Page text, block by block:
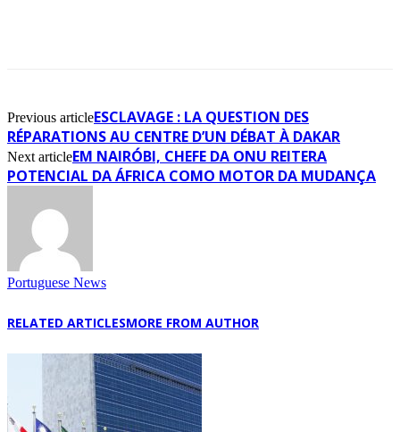
Previous articleESCLAVAGE : LA QUESTION DES
RÉPARATIONS AU CENTRE D’UN DÉBAT À DAKAR
Next articleEM NAIRÓBI, CHEFE DA ONU REITERA
POTENCIAL DA ÁFRICA COMO MOTOR DA MUDANÇA
Portuguese News
RELATED ARTICLESMORE FROM AUTHOR